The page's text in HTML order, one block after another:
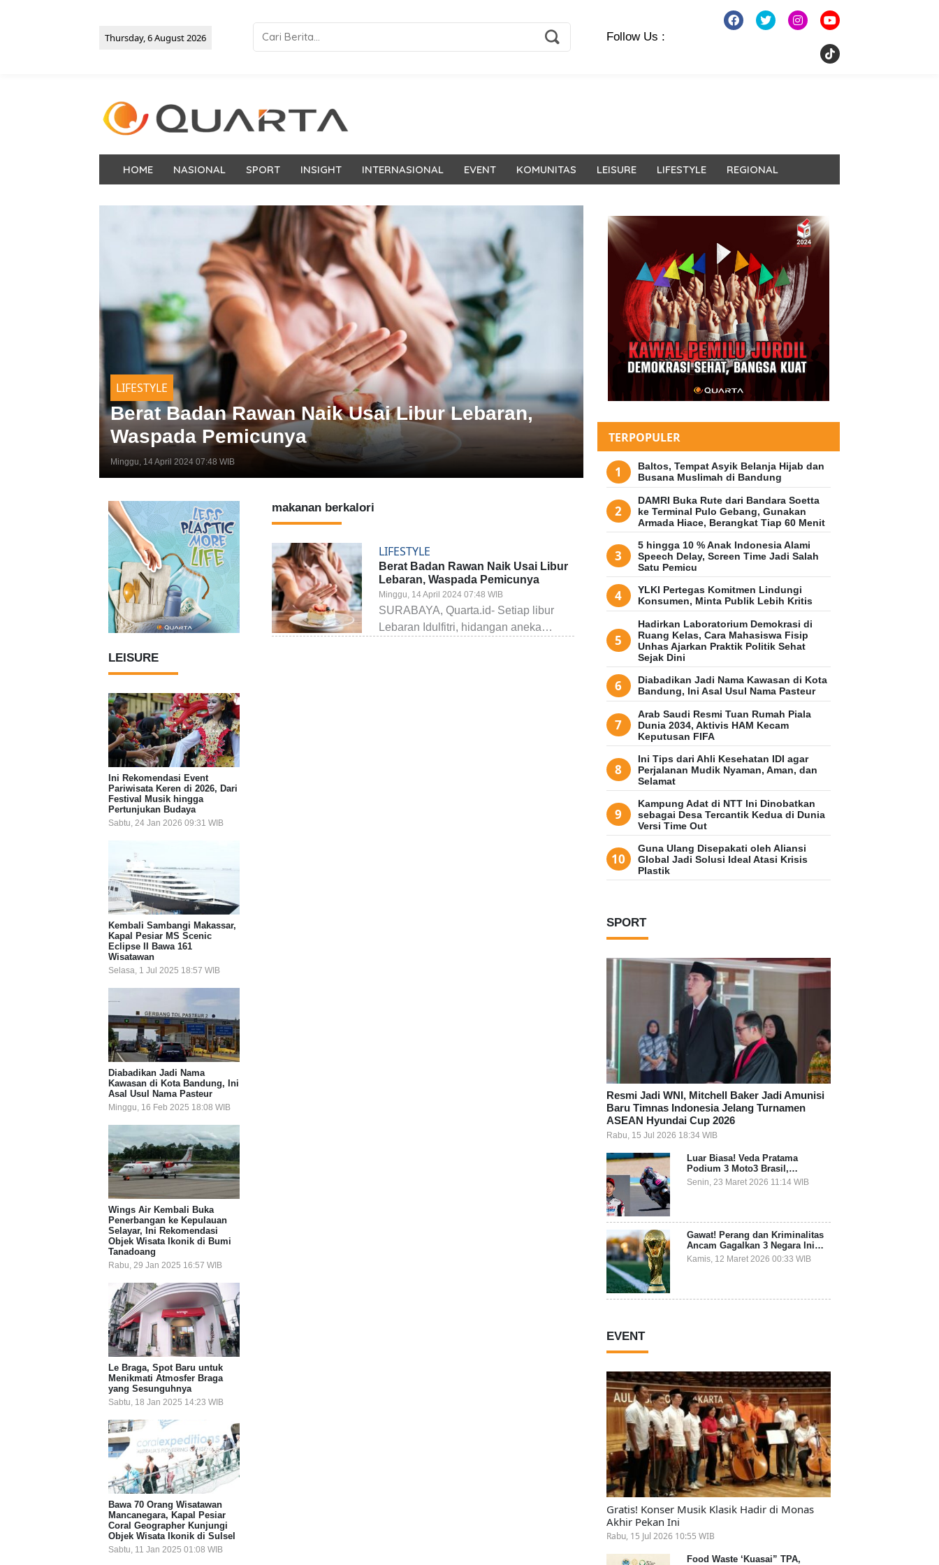
Thursday, 6 August 2026 Follow Us :
HOME NASIONAL SPORT INSIGHT INTERNASIONAL EVENT KOMUNITAS LEISURE LIFESTYLE REGIONAL
LIFESTYLE
Berat Badan Rawan Naik Usai Libur Lebaran,
Waspada Pemicunya
Minggu, 14 April 2024 07:48 WIB
LEISURE
Ini Rekomendasi Event
Pariwisata Keren di 2026, Dari
Festival Musik hingga
Pertunjukan Budaya
Sabtu, 24 Jan 2026 09:31 WIB
Kembali Sambangi Makassar,
Kapal Pesiar MS Scenic
Eclipse II Bawa 161
Wisatawan
Selasa, 1 Jul 2025 18:57 WIB
Diabadikan Jadi Nama
Kawasan di Kota Bandung, Ini
Asal Usul Nama Pasteur
Minggu, 16 Feb 2025 18:08 WIB
Wings Air Kembali Buka
Penerbangan ke Kepulauan
Selayar, Ini Rekomendasi
Objek Wisata Ikonik di Bumi
Tanadoang
Rabu, 29 Jan 2025 16:57 WIB
Le Braga, Spot Baru untuk
Menikmati Atmosfer Braga
yang Sesunguhnya
Sabtu, 18 Jan 2025 14:23 WIB
Bawa 70 Orang Wisatawan
Mancanegara, Kapal Pesiar
Coral Geographer Kunjungi
Objek Wisata Ikonik di Sulsel
Sabtu, 11 Jan 2025 01:08 WIB
makanan berkalori
LIFESTYLE
Berat Badan Rawan Naik Usai Libur
Lebaran, Waspada Pemicunya
Minggu, 14 April 2024 07:48 WIB
SURABAYA, Quarta.id- Setiap libur
Lebaran Idulfitri, hidangan aneka…
TERPOPULER
Baltos, Tempat Asyik Belanja Hijab dan
Busana Muslimah di Bandung
DAMRI Buka Rute dari Bandara Soetta
ke Terminal Pulo Gebang, Gunakan
Armada Hiace, Berangkat Tiap 60 Menit
5 hingga 10 % Anak Indonesia Alami
Speech Delay, Screen Time Jadi Salah
Satu Pemicu
YLKI Pertegas Komitmen Lindungi
Konsumen, Minta Publik Lebih Kritis
Hadirkan Laboratorium Demokrasi di
Ruang Kelas, Cara Mahasiswa Fisip
Unhas Ajarkan Praktik Politik Sehat
Sejak Dini
Diabadikan Jadi Nama Kawasan di Kota
Bandung, Ini Asal Usul Nama Pasteur
Arab Saudi Resmi Tuan Rumah Piala
Dunia 2034, Aktivis HAM Kecam
Keputusan FIFA
Ini Tips dari Ahli Kesehatan IDI agar
Perjalanan Mudik Nyaman, Aman, dan
Selamat
Kampung Adat di NTT Ini Dinobatkan
sebagai Desa Tercantik Kedua di Dunia
Versi Time Out
Guna Ulang Disepakati oleh Aliansi
Global Jadi Solusi Ideal Atasi Krisis
Plastik
SPORT
Resmi Jadi WNI, Mitchell Baker Jadi Amunisi
Baru Timnas Indonesia Jelang Turnamen
ASEAN Hyundai Cup 2026
Rabu, 15 Jul 2026 18:34 WIB
Luar Biasa! Veda Pratama
Podium 3 Moto3 Brasil,
Pembalap Indonesia Pertama
Juara Grand Prix
Senin, 23 Maret 2026 11:14 WIB
Gawat! Perang dan Kriminalitas
Ancam Gagalkan 3 Negara Ini
Ikut Piala Dunia 2026
Kamis, 12 Maret 2026 00:33 WIB
EVENT
Gratis! Konser Musik Klasik Hadir di Monas
Akhir Pekan Ini
Rabu, 15 Jul 2026 10:55 WIB
Food Waste ‘Kuasai” TPA,